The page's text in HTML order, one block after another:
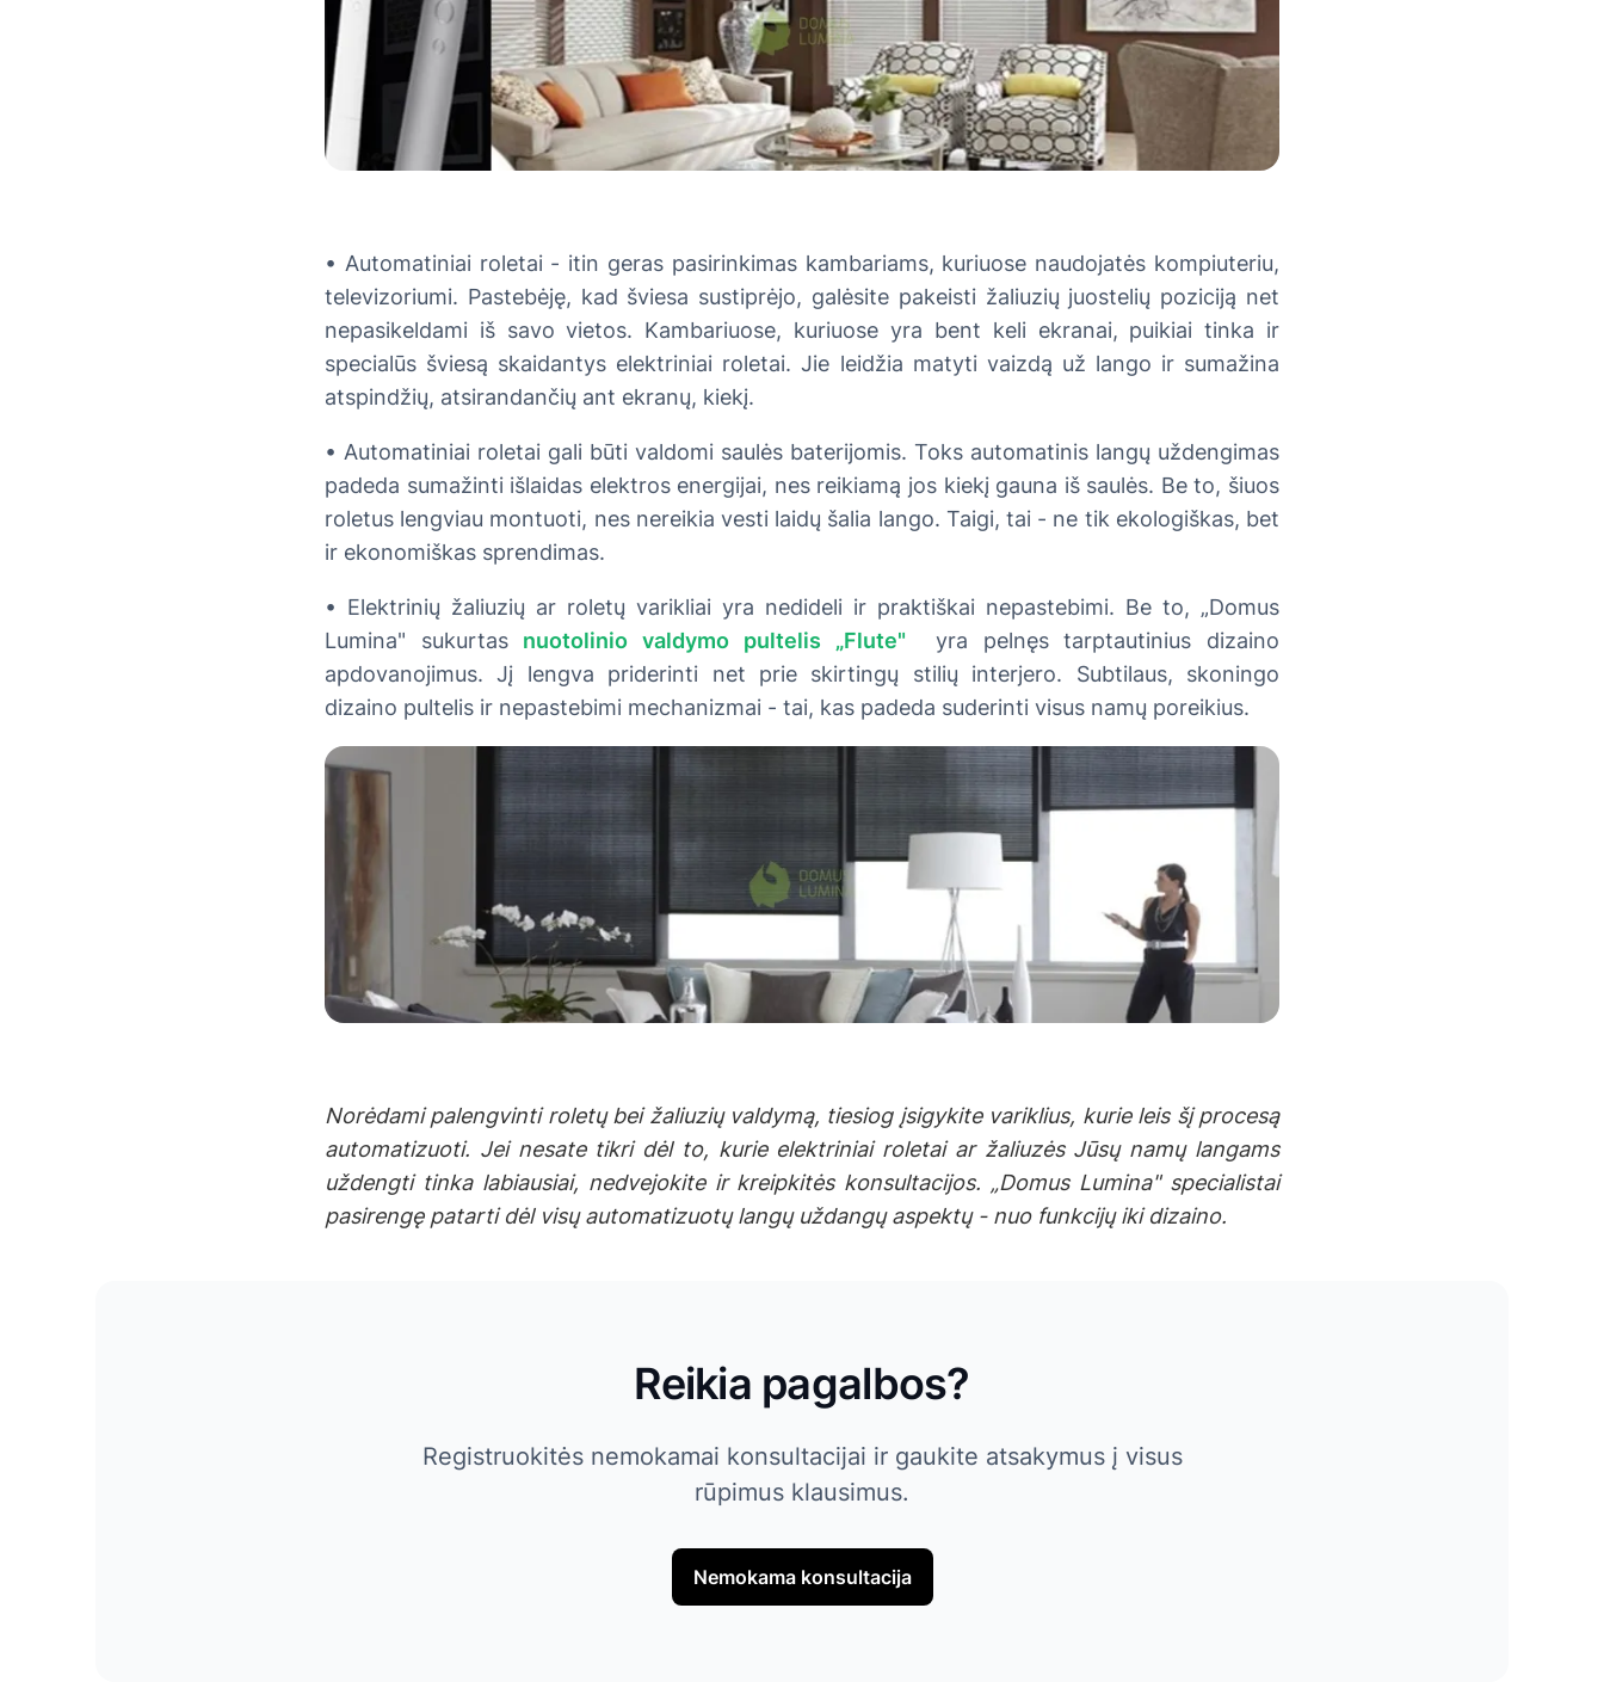
• Automatiniai roletai - itin geras pasirinkimas kambariams, kuriuose naudojatės kompiuteriu,
televizoriumi. Pastebėję, kad šviesa sustiprėjo, galėsite pakeisti žaliuzių juostelių poziciją net
nepasikeldami iš savo vietos. Kambariuose, kuriuose yra bent keli ekranai, puikiai tinka ir
specialūs šviesą skaidantys elektriniai roletai. Jie leidžia matyti vaizdą už lango ir sumažina
atspindžių, atsirandančių ant ekranų, kiekį.
• Automatiniai roletai gali būti valdomi saulės baterijomis. Toks automatinis langų uždengimas
padeda sumažinti išlaidas elektros energijai, nes reikiamą jos kiekį gauna iš saulės. Be to, šiuos
roletus lengviau montuoti, nes nereikia vesti laidų šalia lango. Taigi, tai - ne tik ekologiškas, bet
ir ekonomiškas sprendimas.
• Elektrinių žaliuzių ar roletų varikliai yra nedideli ir praktiškai nepastebimi. Be to, „Domus
Lumina" sukurtas nuotolinio valdymo pultelis „Flute" yra pelnęs tarptautinius dizaino
apdovanojimus. Jį lengva priderinti net prie skirtingų stilių interjero. Subtilaus, skoningo
dizaino pultelis ir nepastebimi mechanizmai - tai, kas padeda suderinti visus namų poreikius.
Norėdami palengvinti roletų bei žaliuzių valdymą, tiesiog įsigykite variklius, kurie leis šį procesą
automatizuoti. Jei nesate tikri dėl to, kurie elektriniai roletai ar žaliuzės Jūsų namų langams
uždengti tinka labiausiai, nedvejokite ir kreipkitės konsultacijos. „Domus Lumina" specialistai
pasirengę patarti dėl visų automatizuotų langų uždangų aspektų - nuo funkcijų iki dizaino.
Reikia pagalbos?
Registruokitės nemokamai konsultacijai ir gaukite atsakymus į visus
rūpimus klausimus.
Nemokama konsultacija